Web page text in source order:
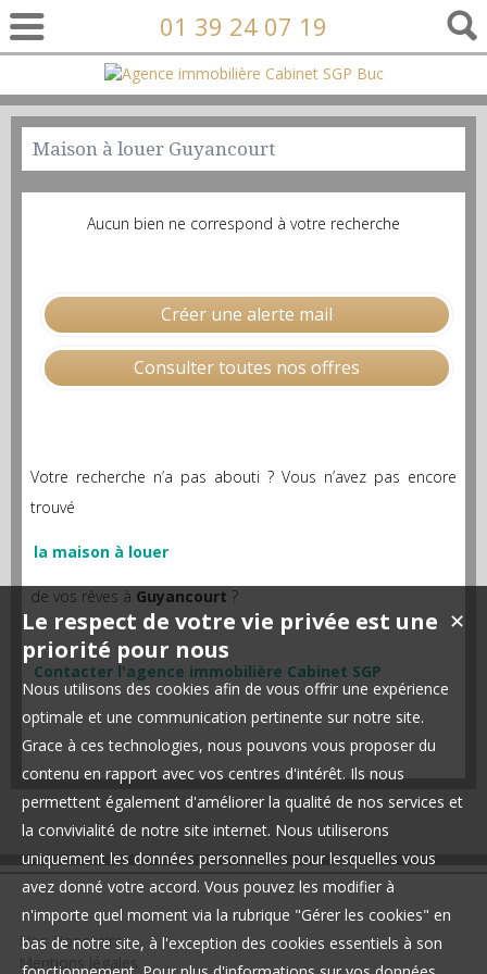
01 39 24 07 19
Maison à louer Guyancourt
Aucun bien ne correspond à votre recherche
Créer une alerte mail
Consulter toutes nos offres
Votre recherche n’a pas abouti ? Vous n’avez pas encore
trouvé
la maison à louer
de vos rêves à Guyancourt ?
Contacter l'agence immobilière Cabinet SGP
Nos Honoraires
Mentions légales
✕
Le respect de votre vie privée est une
priorité pour nous
Nous utilisons des cookies afin de vous offrir une expérience
optimale et une communication pertinente sur notre site.
Grace à ces technologies, nous pouvons vous proposer du
contenu en rapport avec vos centres d'intérêt. Ils nous
permettent également d'améliorer la qualité de nos services et
la convivialité de notre site internet. Nous utiliserons
uniquement les données personnelles pour lesquelles vous
avez donné votre accord. Vous pouvez les modifier à
n'importe quel moment via la rubrique "Gérer les cookies" en
bas de notre site, à l'exception des cookies essentiels à son